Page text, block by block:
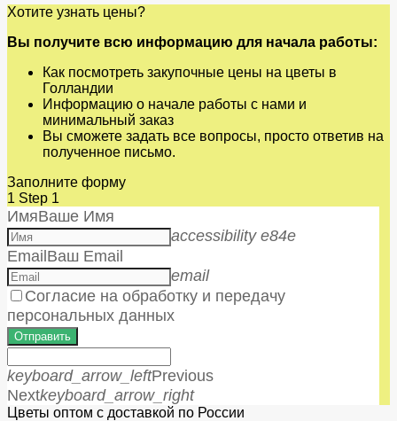
Хотите узнать цены?
Вы получите всю информацию для начала работы:
Как посмотреть закупочные цены на цветы в
Голландии
Информацию о начале работы с нами и
минимальный заказ
Вы сможете задать все вопросы, просто ответив на
полученное письмо.
Заполните форму
1 Step 1
ИмяВаше Имя
accessibility e84e
EmailВаш Email
email
Согласие на обработку и передачу
персональных данных
Отправить
keyboard_arrow_leftPrevious
Nextkeyboard_arrow_right
Цветы оптом с доставкой по России